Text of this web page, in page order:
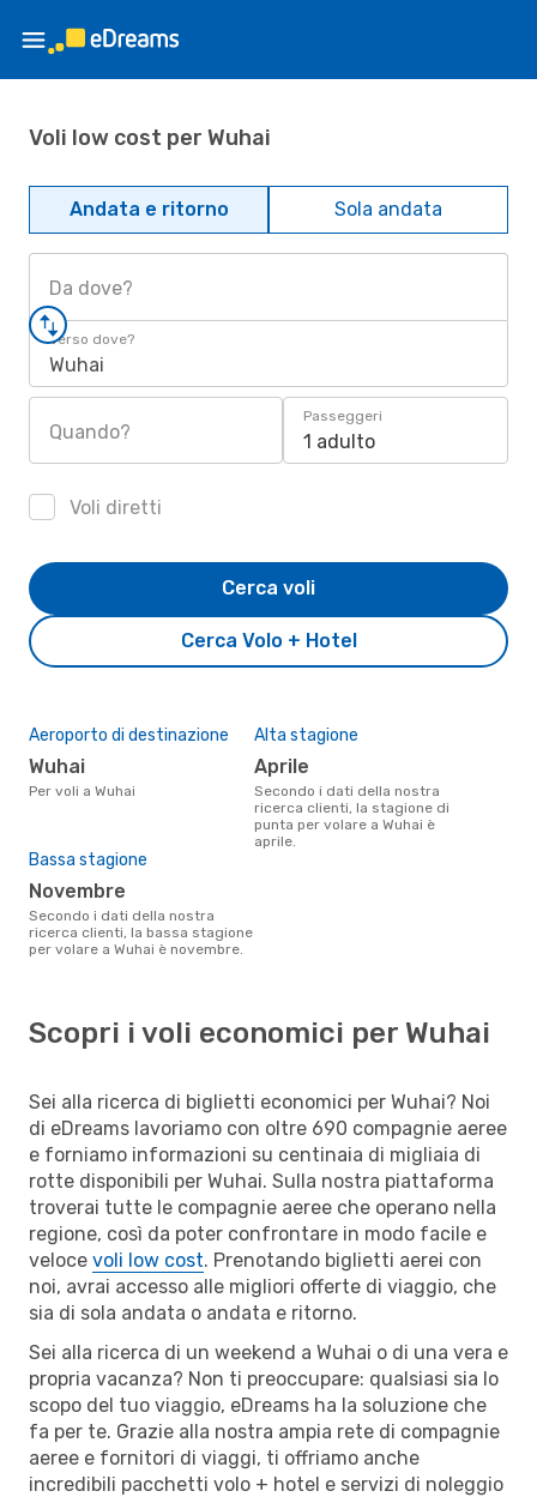
Voli low cost per Wuhai
Andata e ritorno Sola andata
Da dove?
Verso dove?
Wuhai
Quando?
Passeggeri
1 adulto
Voli diretti
Cerca Volo + Hotel
Cerca voli
Aeroporto di destinazione
Wuhai
Per voli a Wuhai
Alta stagione
aprile
Secondo i dati della nostra
ricerca clienti, la stagione di
punta per volare a Wuhai è
aprile.
Bassa stagione
novembre
Secondo i dati della nostra
ricerca clienti, la bassa stagione
per volare a Wuhai è novembre.
Scopri i voli economici per Wuhai
Sei alla ricerca di biglietti economici per Wuhai? Noi
di eDreams lavoriamo con oltre 690 compagnie aeree
e forniamo informazioni su centinaia di migliaia di
rotte disponibili per Wuhai. Sulla nostra piattaforma
troverai tutte le compagnie aeree che operano nella
regione, così da poter confrontare in modo facile e
veloce voli low cost. Prenotando biglietti aerei con
noi, avrai accesso alle migliori offerte di viaggio, che
sia di sola andata o andata e ritorno.
Sei alla ricerca di un weekend a Wuhai o di una vera e
propria vacanza? Non ti preoccupare: qualsiasi sia lo
scopo del tuo viaggio, eDreams ha la soluzione che
fa per te. Grazie alla nostra ampia rete di compagnie
aeree e fornitori di viaggi, ti offriamo anche
incredibili pacchetti volo + hotel e servizi di noleggio